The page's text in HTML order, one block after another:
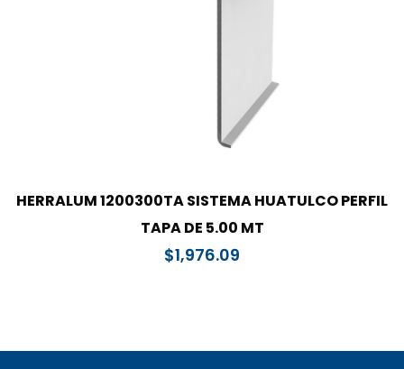
HERRALUM 1200300TA SISTEMA HUATULCO PERFIL
TAPA DE 5.00 MT
$1,976.09